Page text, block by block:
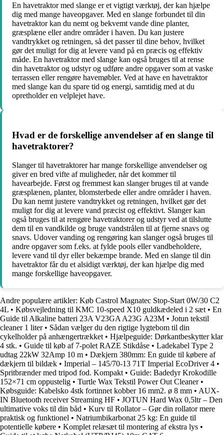
En havetraktor med slange er et vigtigt værktøj, der kan hjælpe
dig med mange haveopgaver. Med en slange forbundet til din
havetraktor kan du nemt og bekvemt vande dine planter,
græsplæne eller andre områder i haven. Du kan justere
vandtrykket og retningen, så det passer til dine behov, hvilket
gør det muligt for dig at levere vand på en præcis og effektiv
måde. En havetraktor med slange kan også bruges til at rense
din havetraktor og udstyr og udføre andre opgaver som at vaske
terrassen eller rengøre havemøbler. Ved at have en havetraktor
med slange kan du spare tid og energi, samtidig med at du
opretholder en velplejet have.
Hvad er de forskellige anvendelser af en slange til
havetraktorer?
Slanger til havetraktorer har mange forskellige anvendelser og
giver en bred vifte af muligheder, når det kommer til
havearbejde. Først og fremmest kan slanger bruges til at vande
græsplænen, planter, blomsterbede eller andre områder i haven.
Du kan nemt justere vandtrykket og retningen, hvilket gør det
muligt for dig at levere vand præcist og effektivt. Slanger kan
også bruges til at rengøre havetraktorer og udstyr ved at tilslutte
dem til en vandkilde og bruge vandstrålen til at fjerne snavs og
snavs. Udover vanding og rengøring kan slanger også bruges til
andre opgaver som f.eks. at fylde pools eller vandbeholdere,
levere vand til dyr eller bekæmpe brande. Med en slange til din
havetraktor får du et alsidigt værktøj, der kan hjælpe dig med
mange forskellige haveopgaver.
Andre populære artikler: Køb Castrol Magnatec Stop-Start 0W/30 C2
4L • Købsvejledning til KMC 10-speed X10 guldkædeled i 2 sæt • En
Guide til Alkaline batteri 23A V23GA A23G A23M • Jotun tekstil
cleaner 1 liter• Sådan vælger du den rigtige lygtebom til din
cykelholder på anhængertrækket • Hjælpeguide: Dørkantbeskytter klar
4 stk. • Guide til køb af 7-polet RAZE Stikdåse • Ladekabel Type 2
udtag 22kW 32Amp 10 m • Dækjern 380mm: En guide til købere af
dækjern til bildæk • Imperial – 145/70-13 71T Imperial EcoDriver 4 •
Spritbrænder med tripod fod. Kompakt • Guide: Badedyr Krokodille
152×71 cm oppustelig • Turtle Wax Tekstil Power Out Cleaner•
Købsguide: Kabelsko 4stk fortinnet kobber 16 mm2. ø 8 mm • AUX-
IN Bluetooth receiver Streaming HF • JOTUN Hard Wax 0,5ltr – Den
ultimative voks til din båd • Kurv til Rollator – Gør din rollator mere
praktisk og funktionel • Natriumbikarbonat 25 kg: En guide til
potentielle købere • Komplet relæsæt til montering af ekstra lys •